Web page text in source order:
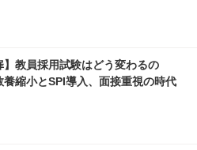
】教員採用試験はどう変わるの
縮小とSPI導入、面接重視の時代